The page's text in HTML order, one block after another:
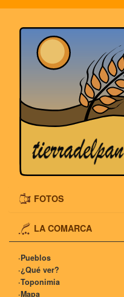
FOTOS
LA COMARCA
·Pueblos
·¿Qué ver?
·Toponimia
·Mapa